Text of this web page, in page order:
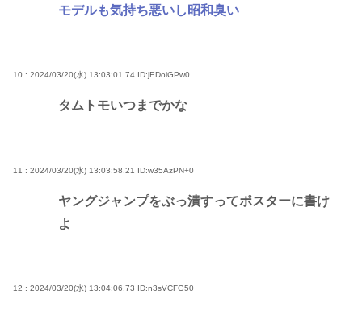
モデルも気持ち悪いし昭和臭い
10 : 2024/03/20(水) 13:03:01.74 ID:jEDoiGPw0
タムトモいつまでかな
11 : 2024/03/20(水) 13:03:58.21 ID:w35AzPN+0
ヤングジャンプをぶっ潰すってポスターに書け
よ
12 : 2024/03/20(水) 13:04:06.73 ID:n3sVCFG50